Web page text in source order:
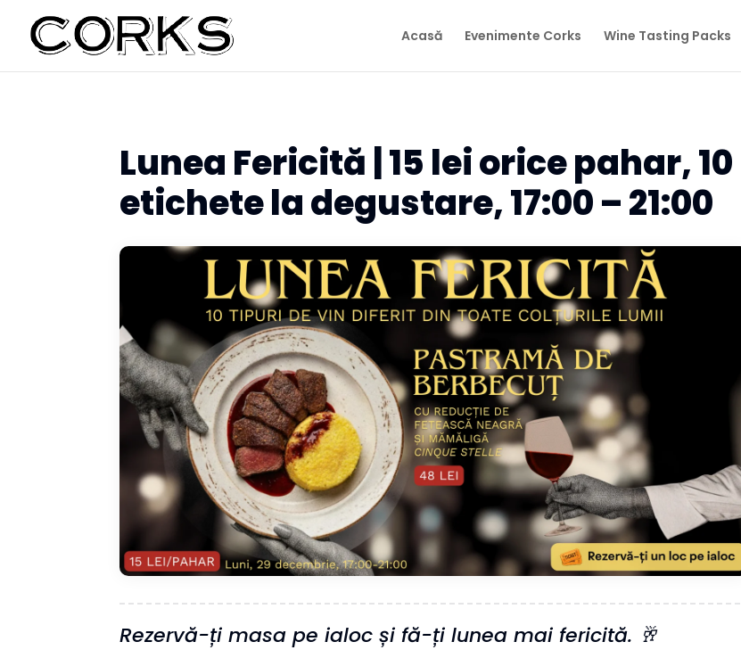
Acasă Evenimente Corks Wine Tasting Packs
Lunea Fericită | 15 lei orice pahar, 10
etichete la degustare, 17:00 – 21:00
Rezervă-ți masa pe ialoc și fă-ți lunea mai fericită. 🥂